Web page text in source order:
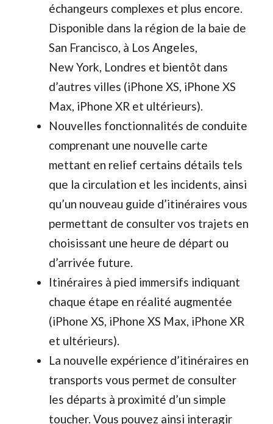
échangeurs complexes et plus encore.
Disponible dans la région de la baie de
San Francisco, à Los Angeles,
New York, Londres et bientôt dans
d’autres villes (iPhone XS, iPhone XS
Max, iPhone XR et ultérieurs).
Nouvelles fonctionnalités de conduite
comprenant une nouvelle carte
mettant en relief certains détails tels
que la circulation et les incidents, ainsi
qu’un nouveau guide d’itinéraires vous
permettant de consulter vos trajets en
choisissant une heure de départ ou
d’arrivée future.
Itinéraires à pied immersifs indiquant
chaque étape en réalité augmentée
(iPhone XS, iPhone XS Max, iPhone XR
et ultérieurs).
La nouvelle expérience d’itinéraires en
transports vous permet de consulter
les départs à proximité d’un simple
toucher. Vous pouvez ainsi interagir